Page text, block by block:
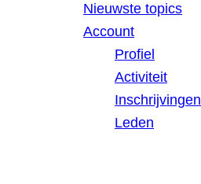
Nieuwste topics
Account
Profiel
Activiteit
Inschrijvingen
Leden